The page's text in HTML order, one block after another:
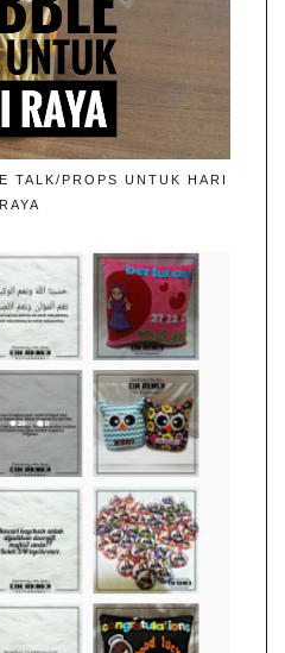
TALK/PROPS UNTUK HARI
RAYA